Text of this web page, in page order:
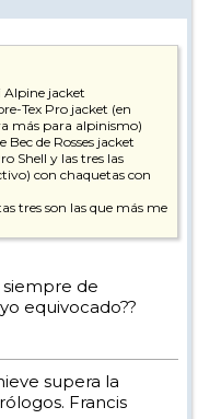
Alpine jacket
Tex Pro jacket (en
más para alpinismo)
de Rosses jacket
Shell y las tres las
con chaquetas con
tres son las que más me
de
equivocado??
supera la
Francis